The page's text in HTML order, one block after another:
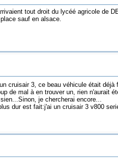
tout droit du lycéé agricole de
sauf en alsace.
cruisair 3, ce beau véhicule était déjà
de mal à en trouver un, rien n'aurait
je chercherai encore...
dur est fait:j'ai un cruisair 3 v800